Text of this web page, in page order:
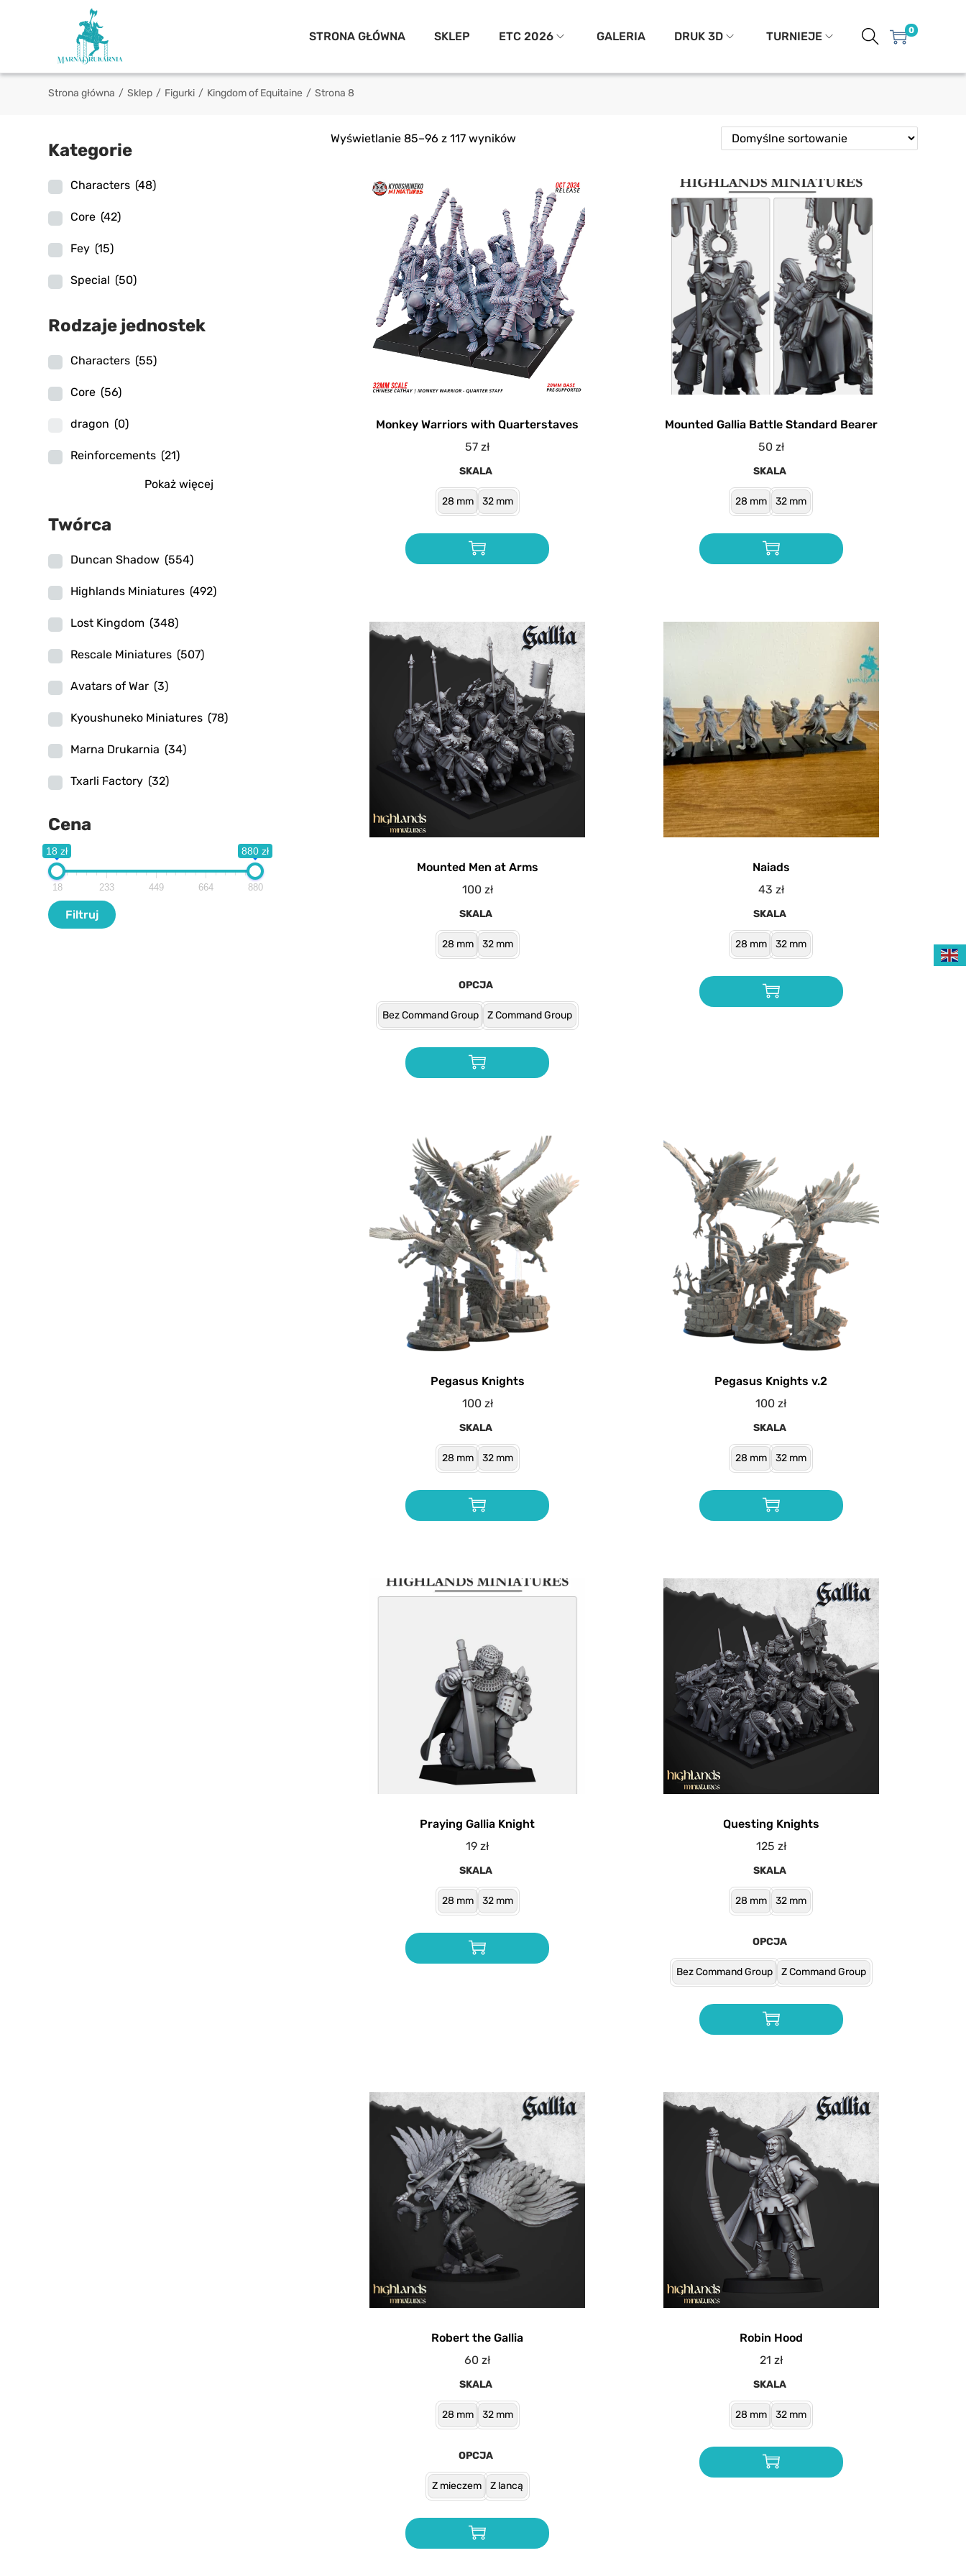
STRONA GŁÓWNA SKLEP ETC 2026 GALERIA DRUK 3D TURNIEJE 0
Strona główna / Sklep / Figurki / Kingdom of Equitaine / Strona 8
Wyświetlanie 85–96 z 117 wyników
Monkey Warriors with Quarterstaves
57zł
SKALA
28 mm 32 mm
Mounted Gallia Battle Standard Bearer
50 zł
SKALA
28 mm 32 mm
Mounted Men at Arms
100 zł
SKALA
28 mm 32 mm
OPCJA
Bez Command Group Z Command Group
Naiads
43 zł
SKALA
28 mm 32 mm
Pegasus Knights
100 zł
SKALA
28 mm 32 mm
Pegasus Knights v.2
100zł
SKALA
28 mm 32 mm
Praying Gallia Knight
19zł
SKALA
28 mm 32 mm
Questing Knights
125 zł
SKALA
28 mm 32 mm
OPCJA
Bez Command Group Z Command Group
Robert the Gallia
60zł
SKALA
28 mm 32 mm
OPCJA
Z mieczem Z lancą
Robin Hood
21 zł
SKALA
28 mm 32 mm
Kategorie
Characters (48)
Core (42)
Fey (15)
Special (50)
Rodzaje jednostek
Characters (55)
Core (56)
dragon (0)
Reinforcements (21)
Pokaż więcej
Twórca
Duncan Shadow (554)
Highlands Miniatures (492)
Lost Kingdom (348)
Rescale Miniatures (507)
Avatars of War (3)
Kyoushuneko Miniatures (78)
Marna Drukarnia (34)
Txarli Factory (32)
Cena
18 zł 880 zł
18 233 449 664 880
Filtr